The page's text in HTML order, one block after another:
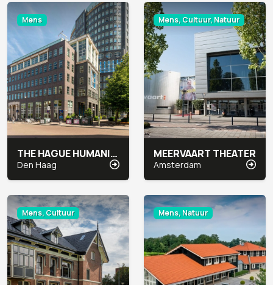
Mens
THE HAGUE HUMANITY HUB
Den Haag
Mens, Cultuur, Natuur
MEERVAART THEATER
Amsterdam
Mens, Cultuur Mens, Natuur